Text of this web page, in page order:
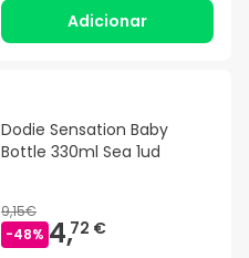
Adicionar
Dodie Sensation Baby
Bottle 330ml Sea 1ud
9,15€
-48% 4,72 €